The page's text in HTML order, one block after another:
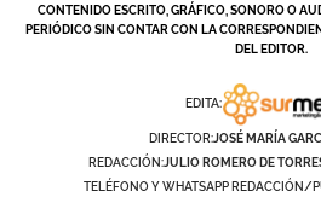
CONTENIDO ESCRITO, GRÁFICO, SONORO O
PERIÓDICO SIN CONTAR CON LA
DEL EDITOR.
EDITA:
DIRECTOR:JOSÉ MARÍA
REDACCIÓN:JULIO ROMERO DE
TELÉFONO Y WHATSAPP REDACCIÓN/